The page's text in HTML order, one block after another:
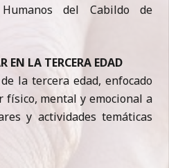
del Cabildo de
EN LA TERCERA EDAD
la tercera edad, enfocado
mental y emocional a
y actividades temáticas